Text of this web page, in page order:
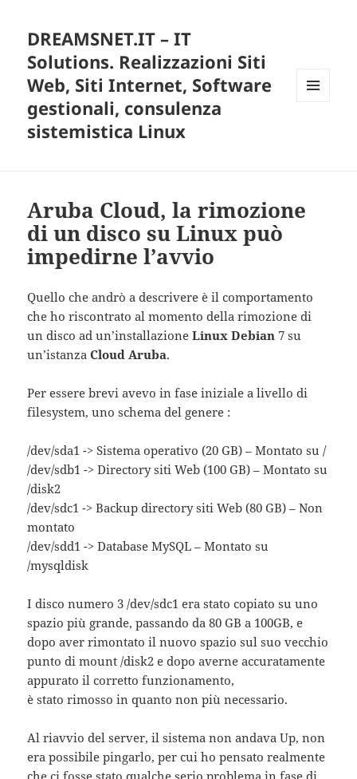
DREAMSNET.IT – IT
Solutions. Realizzazioni Siti
Web, Siti Internet, Software
gestionali, consulenza
sistemistica Linux
Aruba Cloud, la rimozione
di un disco su Linux può
impedirne l’avvio
Quello che andrò a descrivere è il comportamento
che ho riscontrato al momento della rimozione di
un disco ad un’installazioneLinux Debian 7 su
un’istanzaCloud Aruba.
Per essere brevi avevo in fase iniziale a livello di
filesystem, uno schema del genere :
/dev/sda1 -> Sistema operativo (20 GB) – Montato su /
/dev/sdb1 -> Directory siti Web (100 GB) – Montato su
/disk2
/dev/sdc1 -> Backup directory siti Web (80 GB) – Non
montato
/dev/sdd1 -> Database MySQL – Montato su
/mysqldisk
I disco numero 3 /dev/sdc1 era stato copiato su uno
spazio più grande, passando da 80 GB a 100GB, e
dopo aver rimontato il nuovo spazio sul suo vecchio
punto di mount /disk2 e dopo averne accuratamente
appurato il corretto funzionamento,
è stato rimosso in quanto non più necessario.
Al riavvio del server, il sistema non andava Up, non
era possibile pingarlo, per cui ho pensato realmente